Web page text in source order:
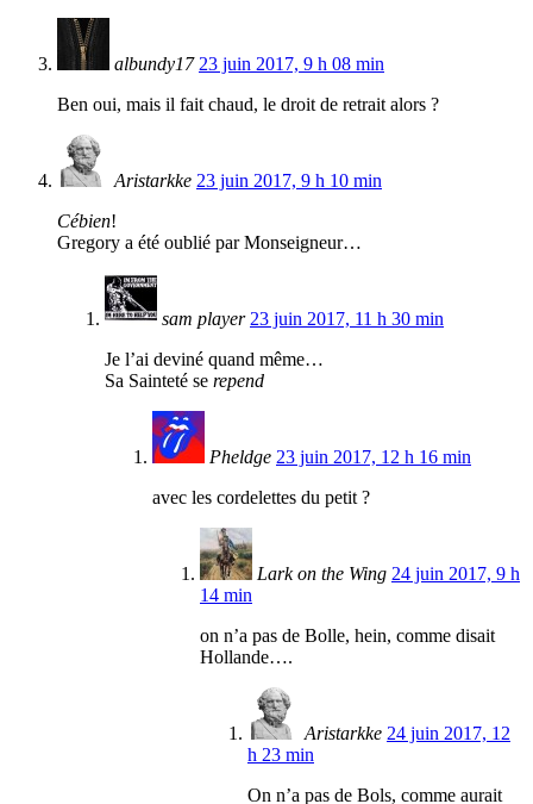
albundy17 23 juin 2017, 9 h 08 min
Ben oui, mais il fait chaud, le droit de retrait alors ?
Aristarkke 23 juin 2017, 9 h 10 min
Cébien!
Gregory a été oublié par Monseigneur…
sam player 23 juin 2017, 11 h 30 min
Je l’ai deviné quand même…
Sa Sainteté se repend
Pheldge 23 juin 2017, 12 h 16 min
avec les cordelettes du petit ?
Lark on the Wing 24 juin 2017, 9 h
14 min
on n’a pas de Bolle, hein, comme disait
Hollande….
Aristarkke 24 juin 2017, 12
h 23 min
On n’a pas de Bols, comme aurait